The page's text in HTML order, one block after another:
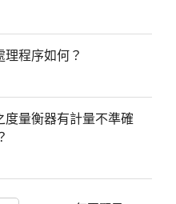
程序如何？
度量衡器有計量不準確